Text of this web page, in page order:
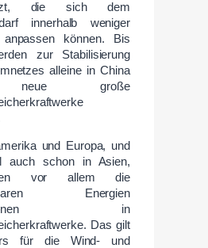
die sich dem
innerhalb weniger
anpassen können. Bis
zur Stabilisierung
alleine in China
große
und Europa, und
auch schon in Asien,
vor allem die
Energien
in
Das gilt
für die Wind- und